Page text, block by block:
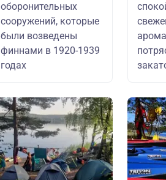
оборонительных
сооружений, которые
были возведены
финнами в 1920-1939
годах